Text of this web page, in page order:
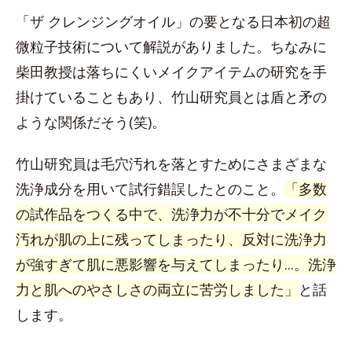
「ザ クレンジングオイル」の要となる日本初の超
微粒子技術について解説がありました。ちなみに
柴田教授は落ちにくいメイクアイテムの研究を手
掛けていることもあり、竹山研究員とは盾と矛の
ような関係だそう(笑)。
竹山研究員は毛穴汚れを落とすためにさまざまな
洗浄成分を用いて試行錯誤したとのこと。
「多数
の試作品をつくる中で、洗浄力が不十分でメイク
汚れが肌の上に残ってしまったり、反対に洗浄力
が強すぎて肌に悪影響を与えてしまったり...。洗浄
力と肌へのやさしさの両立に苦労しました」 と話
します。